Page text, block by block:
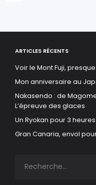
ARTICLES RÉCENTS
Voir le Mont Fuji,
Mon anniversaire au
Nakasendo : de
L’épreuve des glaces
Un Ryokan pour 3
Gran Canaria, envol